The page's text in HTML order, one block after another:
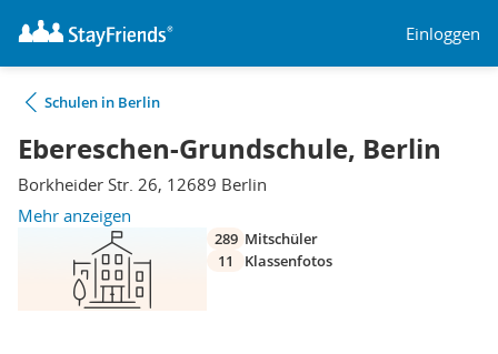
Einloggen
Schulen in Berlin
Ebereschen-Grundschule, Berlin
Borkheider Str. 26, 12689 Berlin
Mehr anzeigen
289 Mitschüler
11
Klassenfotos